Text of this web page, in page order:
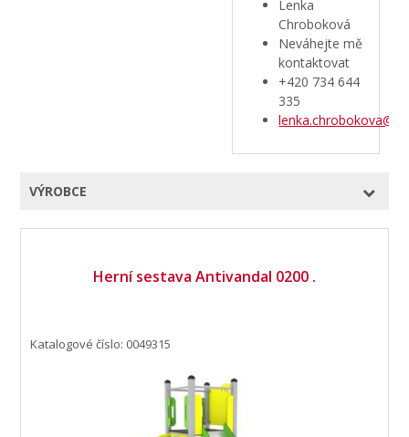
Lenka
Chroboková
Neváhejte mě
kontaktovat
+420 734 644
335
VÝROBCE
Herní sestava Antivandal 0200 .
Katalogové číslo: 0049315